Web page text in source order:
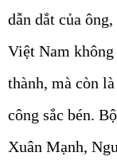
dẫn dắt của
Việt Nam
thành, mà còn
công sắc bén.
Xuân Mạnh,